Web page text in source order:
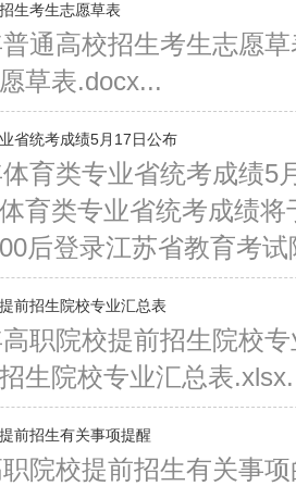
生考生志愿草表
通高校招生考生志愿
草表.docx...
省统考成绩5月17日公布
育类专业省统考成绩5
育类专业省统考成绩
后登录江苏省教育考
前招生院校专业汇总表
职院校提前招生院校
生院校专业汇总表
前招生有关事项提醒
院校提前招生有关事